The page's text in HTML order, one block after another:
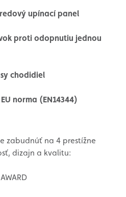
upínací panel
proti odopnutiu jednou
chodidiel
norma (EN14344)
zabudnúť na 4 prestížne
dizajn a kvalitu: